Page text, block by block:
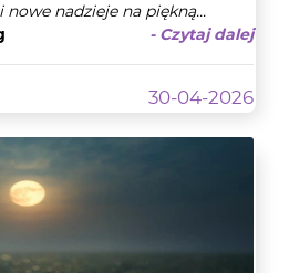
nadzieje na piękną...
- Czytaj dalej
30-04-2026